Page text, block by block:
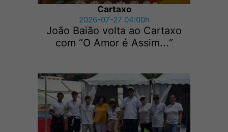
Cartaxo
2026-07-27 04:00h
João Baião volta ao Cartaxo
com “O Amor é Assim...“